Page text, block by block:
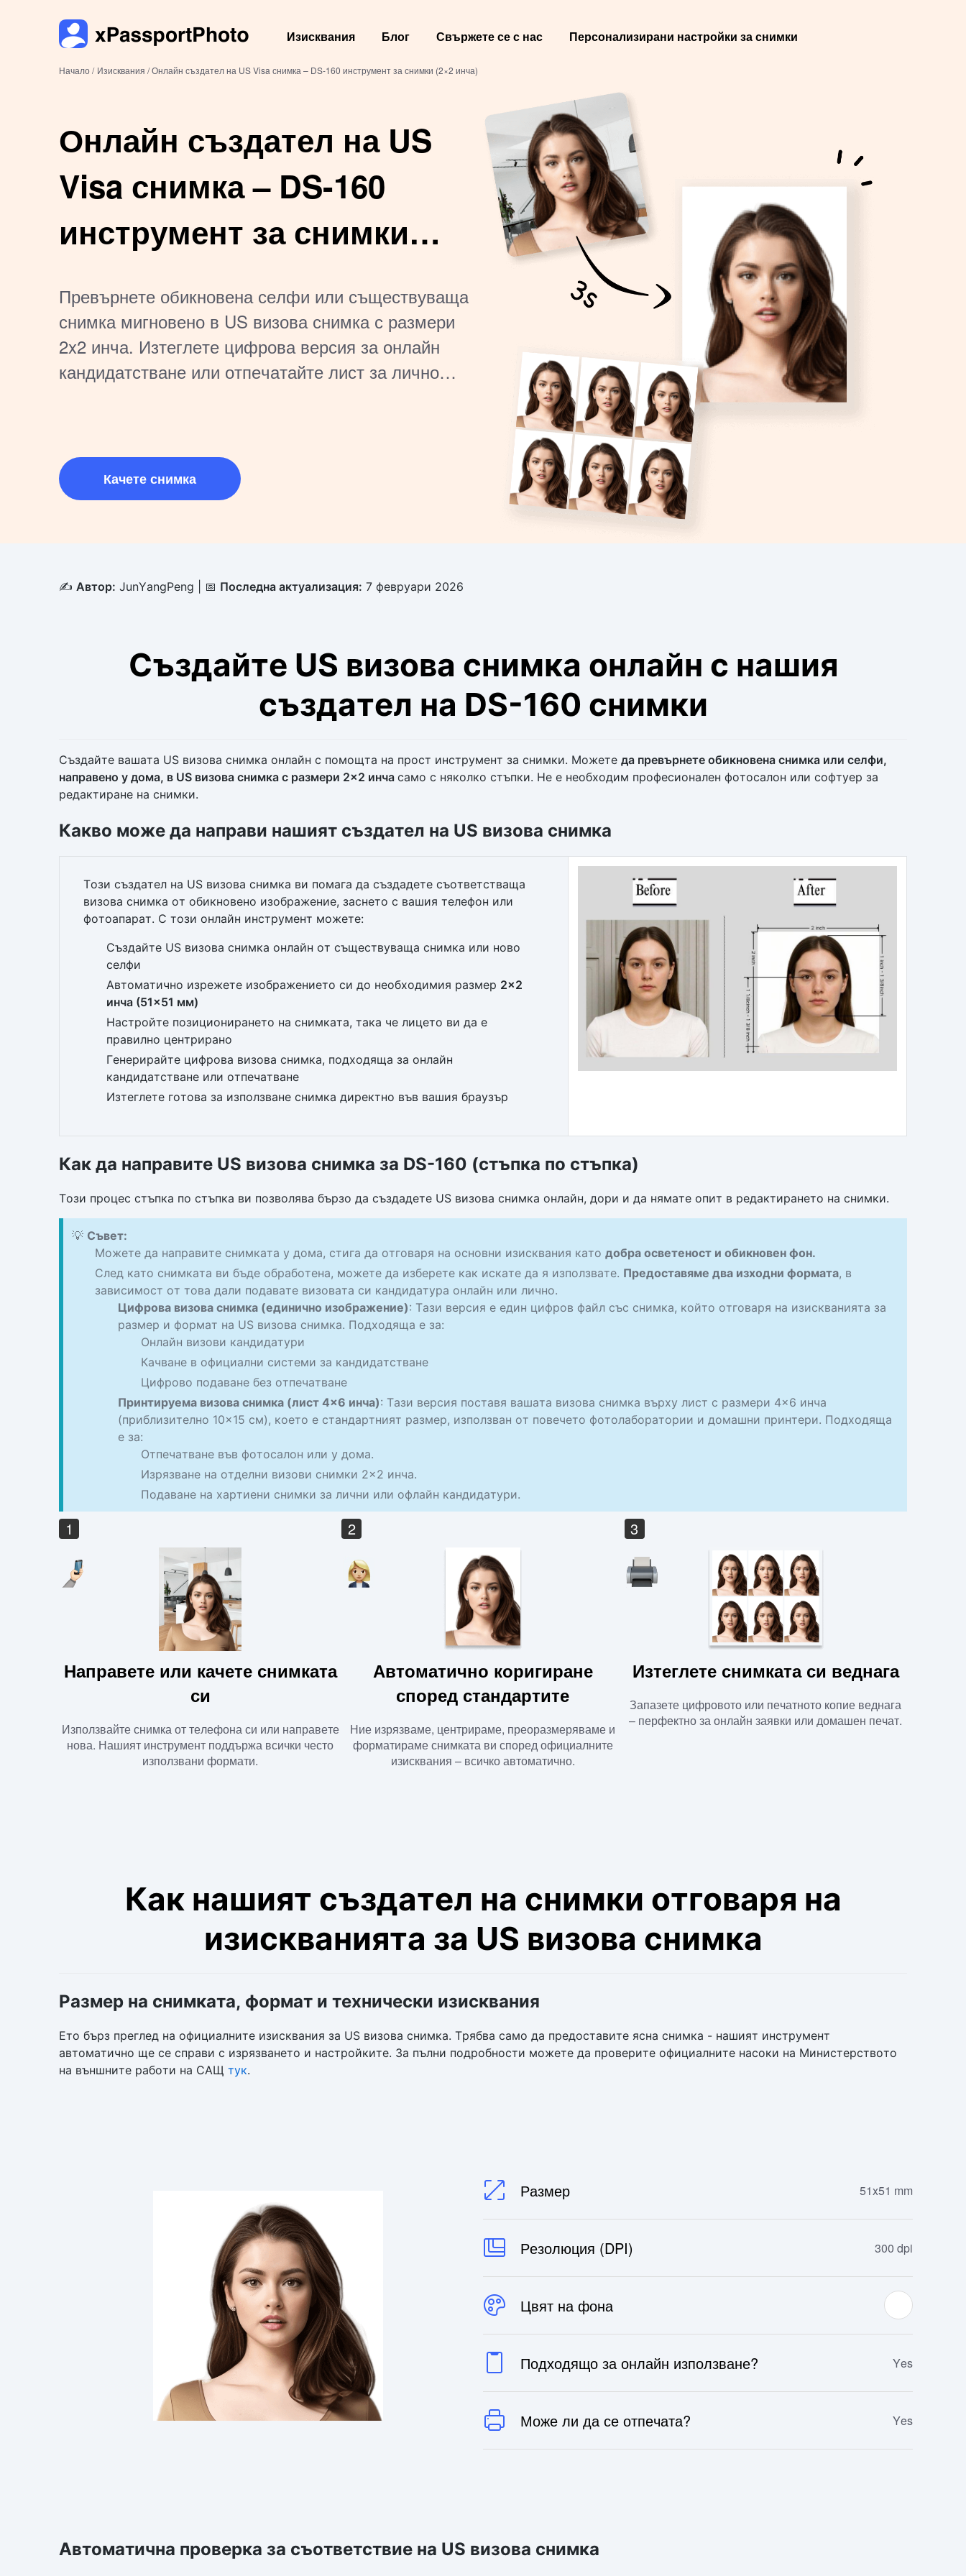
Изисквания Блог Свържете се с нас Персонализирани настройки за снимки
Начало / Изисквания /Онлайн създател на US Visa снимка – DS-160 инструмент за снимки (2×2 инча)
Онлайн създател на US
Visa снимка – DS-160
инструмент за снимки
Превърнете обикновена селфи или съществуваща
снимка мигновено в US визова снимка с размери
2x2 инча. Изтеглете цифрова версия за онлайн
кандидатстване или отпечатайте лист за лично
Качете снимка
✍️ Автор: JunYangPeng | 📅 Последна актуализация: 7 февруари 2026
Създайте US визова снимка онлайн с нашия
създател на DS-160 снимки
Създайте вашата US визова снимка онлайн с помощта на прост инструмент за снимки. Можете да превърнете обикновена снимка или селфи,
направено у дома, в US визова снимка с размери 2×2 инча само с няколко стъпки. Не е необходим професионален фотосалон или софтуер за
редактиране на снимки.
Какво може да направи нашият създател на US визова снимка
Този създател на US визова снимка ви помага да създадете съответстваща
визова снимка от обикновено изображение, заснето с вашия телефон или
фотоапарат. С този онлайн инструмент можете:
Създайте US визова снимка онлайн от съществуваща снимка или ново
селфи
Автоматично изрежете изображението си до необходимия размер 2×2
инча (51×51 мм)
Настройте позиционирането на снимката, така че лицето ви да е
правилно центрирано
Генерирайте цифрова визова снимка, подходяща за онлайн
кандидатстване или отпечатване
Изтеглете готова за използване снимка директно във вашия браузър
Как да направите US визова снимка за DS-160 (стъпка по стъпка)
Този процес стъпка по стъпка ви позволява бързо да създадете US визова снимка онлайн, дори и да нямате опит в редактирането на снимки.
💡 Съвет:
Можете да направите снимката у дома, стига да отговаря на основни изисквания като добра осветеност и обикновен фон.
След като снимката ви бъде обработена, можете да изберете как искате да я използвате. Предоставяме два изходни формата, в
зависимост от това дали подавате визовата си кандидатура онлайн или лично.
Цифрова визова снимка (единично изображение): Тази версия е един цифров файл със снимка, който отговаря на изискванията за
размер и формат на US визова снимка. Подходяща е за:
Онлайн визови кандидатури
Качване в официални системи за кандидатстване
Цифрово подаване без отпечатване
Принтируема визова снимка (лист 4×6 инча): Тази версия поставя вашата визова снимка върху лист с размери 4×6 инча
(приблизително 10×15 см), което е стандартният размер, използван от повечето фотолаборатории и домашни принтери. Подходяща
е за:
Отпечатване във фотосалон или у дома.
Изрязване на отделни визови снимки 2×2 инча.
Подаване на хартиени снимки за лични или офлайн кандидатури.
1
Направете или качете снимката
си
Използвайте снимка от телефона си или направете
нова. Нашият инструмент поддържа всички често
използвани формати.
2
Автоматично коригиране
според стандартите
Ние изрязваме, центрираме, преоразмеряваме и
форматираме снимката ви според официалните
изисквания – всичко автоматично.
3
Изтеглете снимката си веднага
Запазете цифровото или печатното копие веднага
– перфектно за онлайн заявки или домашен печат.
Как нашият създател на снимки отговаря на
изискванията за US визова снимка
Размер на снимката, формат и технически изисквания
Ето бърз преглед на официалните изисквания за US визова снимка. Трябва само да предоставите ясна снимка - нашият инструмент
автоматично ще се справи с изрязването и настройките. За пълни подробности можете да проверите официалните насоки на Министерството
на външните работи на САЩ тук.
Размер 51x51 mm
Резолюция (DPI) 300 dpi
Цвят на фона
Подходящо за онлайн използване? Yes
Може ли да се отпечата? Yes
Автоматична проверка за съответствие на US визова снимка